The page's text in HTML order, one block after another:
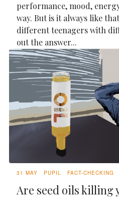
performance, mood,
way. But is it always like
different teenagers with
out the answer...
31 MAY PUPIL FACT-CHECKING
Are seed oils killing